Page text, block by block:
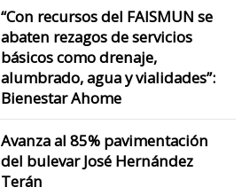
“Con recursos del FAISMUN se
abaten rezagos de servicios
básicos como drenaje,
alumbrado, agua y vialidades”:
Bienestar Ahome
Avanza al 85% pavimentación
del bulevar José Hernández
Terán